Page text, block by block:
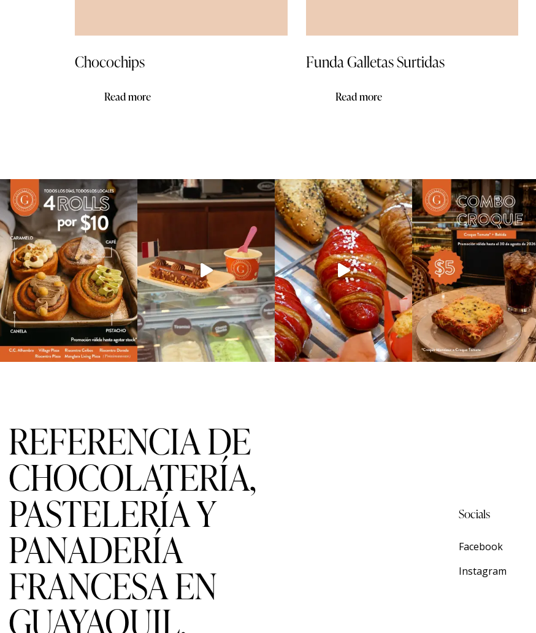
Chocochips
Read more
Funda Galletas Surtidas
Read more
REFERENCIA DE
CHOCOLATERÍA,
PASTELERÍA Y
PANADERÍA
FRANCESA EN
GUAYAQUIL.
Socials
Facebook
Instagram